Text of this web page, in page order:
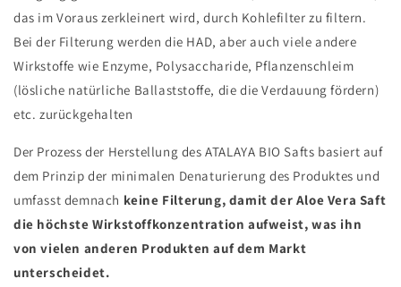
das im Voraus zerkleinert wird, durch Kohlefilter zu filtern.
Bei der Filterung werden die HAD, aber auch viele andere
Wirkstoffe wie Enzyme, Polysaccharide, Pflanzenschleim
(lösliche natürliche Ballaststoffe, die die Verdauung fördern)
etc. zurückgehalten
Der Prozess der Herstellung des ATALAYA BIO Safts basiert auf
dem Prinzip der minimalen Denaturierung des Produktes und
umfasst demnach keine Filterung, damit der Aloe Vera Saft
die höchste Wirkstoffkonzentration aufweist, was ihn
von vielen anderen Produkten auf dem Markt
unterscheidet.